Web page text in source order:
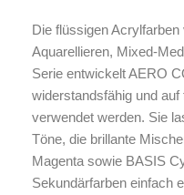
Die flüssigen
Aquarellieren, Mixed-
Serie entwickelt AERO
widerstandsfähig und
verwendet werden. Sie
Töne, die brillante
Magenta sowie BASIS
Sekundärfarben einfach